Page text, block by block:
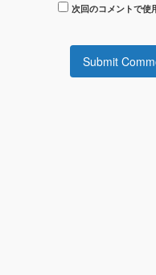
次回のコメントで使